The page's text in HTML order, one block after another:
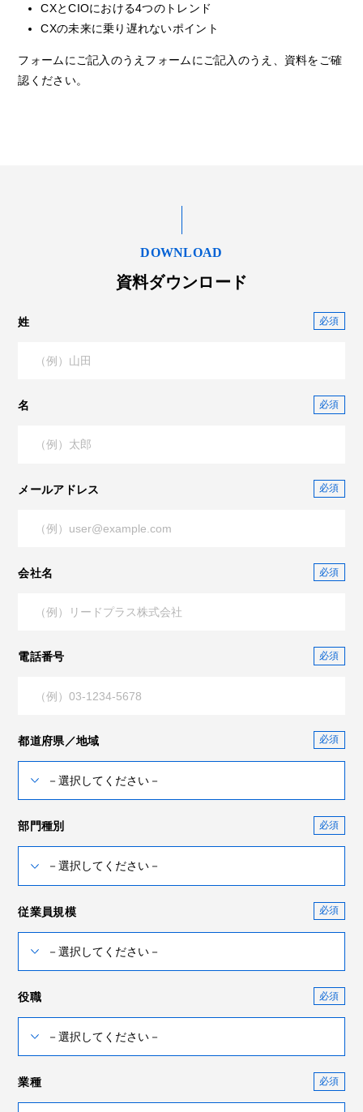
CXとCIOにおける4つのトレンド
CXの未来に乗り遅れないポイント
フォームにご記入のうえフォームにご記入のうえ、資料をご確
認ください。
DOWNLOAD
資料ダウンロード
姓
名
メールアドレス
会社名
電話番号
都道府県／地域
部門種別
従業員規模
役職
業種